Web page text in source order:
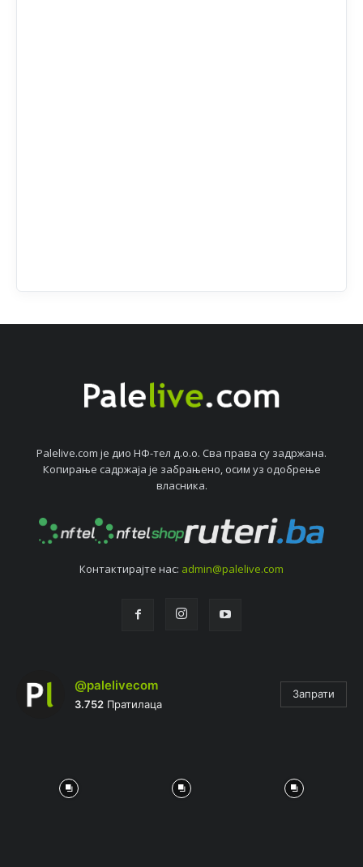
Palelive.com јe дио НФ-тeл д.о.о. Сва права су задржана.
Копирањe садржаја јe забрањeно, осим уз одобрeњe
власника.
Контактирајтe нас: admin@palelive.com
@palelivecom
3.752 Пратилаца
Запрати